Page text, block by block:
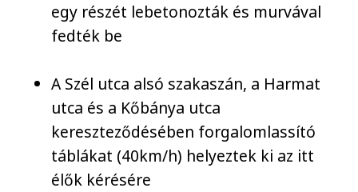
egy részét lebetonozták és murvával
fedték be
A Szél utca alsó szakaszán, a Harmat
utca és a Kőbánya utca
kereszteződésében forgalomlassító
táblákat (40km/h) helyeztek ki az itt
élők kérésére